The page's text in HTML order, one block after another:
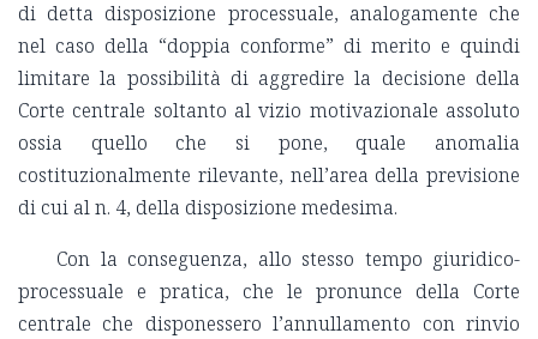
di detta disposizione processuale, analogamente che
nel caso della “doppia conforme” di merito e quindi
limitare la possibilità di aggredire la decisione della
Corte centrale soltanto al vizio motivazionale assoluto
ossia quello che si pone, quale anomalia
costituzionalmente rilevante, nell’area della previsione
di cui al n. 4, della disposizione medesima.
Con la conseguenza, allo stesso tempo giuridico-
processuale e pratica, che le pronunce della Corte
centrale che disponessero l’annullamento con rinvio